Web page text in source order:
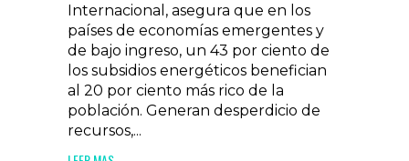
Internacional, asegura que en los
países de economías emergentes y
de bajo ingreso, un 43 por ciento de
los subsidios energéticos benefician
al 20 por ciento más rico de la
población. Generan desperdicio de
recursos,...